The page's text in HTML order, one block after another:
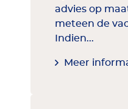
advies op
meteen de
Indien...
Meer